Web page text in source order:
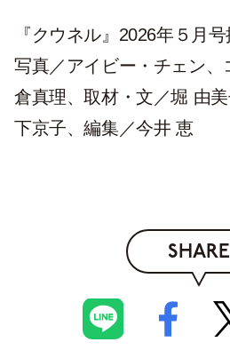
『クウネル』2026年５月
写真／アイビー・チェン
倉真理、取材・文／堀 由
下京子、編集／今井 恵
SHARE